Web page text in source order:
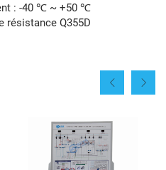
: -40 ℃ ~ +50 ℃
résistance Q355D